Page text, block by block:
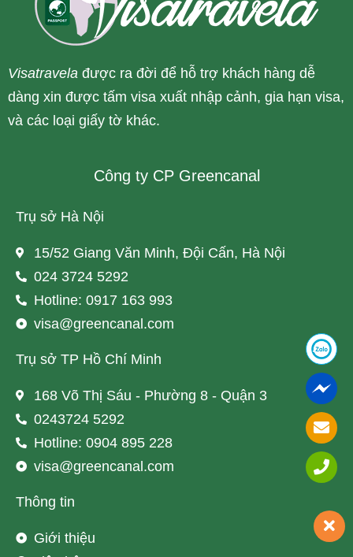
Visatravela được ra đời để hỗ trợ khách hàng dễ
dàng xin được tấm visa xuất nhập cảnh, gia hạn visa,
và các loại giấy tờ khác.
Công ty CP Greencanal
Trụ sở Hà Nội
15/52 Giang Văn Minh, Đội Cấn, Hà Nội
024 3724 5292
Hotline: 0917 163 993
visa@greencanal.com
Trụ sở TP Hồ Chí Minh
168 Võ Thị Sáu - Phường 8 - Quận 3
0243724 5292
Hotline: 0904 895 228
visa@greencanal.com
Thông tin
Giới thiệu